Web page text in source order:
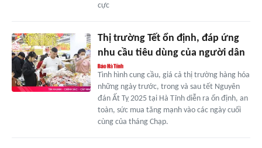
cực
Thị trường Tết ổn định, đáp ứng
nhu cầu tiêu dùng của người dân
Tình hình cung cầu, giá cả thị trường hàng hóa
những ngày trước, trong và sau tết Nguyên
đán Ất Tỵ 2025 tại Hà Tĩnh diễn ra ổn định, an
toàn, sức mua tăng mạnh vào các ngày cuối
cùng của tháng Chạp.